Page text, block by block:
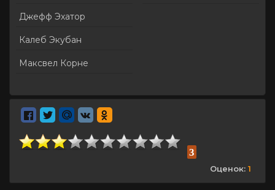
Джефф Эхатор
Калеб Экубан
Максвел Корне
3
Оценок: 1